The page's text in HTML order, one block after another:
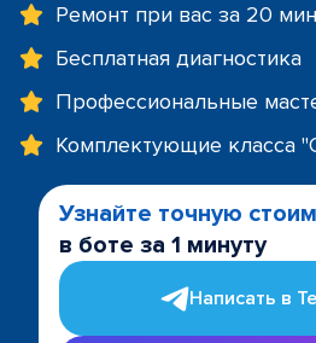
Ремонт при вас за 20
Бесплатная диагностика
Профессиональные
Комплектующие класса
Узнайте точную
в боте за 1 минуту
Написать в